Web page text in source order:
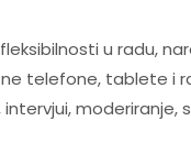
u radu,
telefone, tablete i
moderiranje,